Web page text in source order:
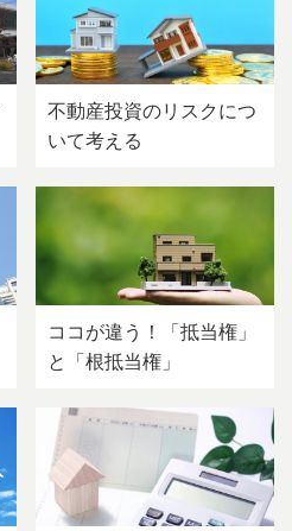
不動産投資のリスクにつ
いて考える
ココが違う！「抵当権」
と「根抵当権」